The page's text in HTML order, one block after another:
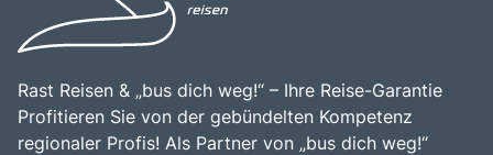
Rast Reisen & „bus dich weg!“ – Ihre Reise-Garantie
Profitieren Sie von der gebündelten Kompetenz
regionaler Profis! Als Partner von „bus dich weg!“